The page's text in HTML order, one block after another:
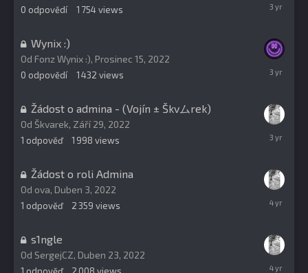
0 odpovědí 1 754 views
11,
Wynix :)
Od Fonz Wynix :), Prosinec 15, 2022
0 odpovědí 1 432 views
15,
Žádost o admina - (Vojín ± Škvムrek)
Od Škvarek, Září 29, 2022
1 odpověď 1 998 views
29,
Žádost o roli Admina
Od ova, Duben 3, 2022
1 odpověď 2 359 views
8,
s1ngle
Od SergejCZ, Duben 23, 2022